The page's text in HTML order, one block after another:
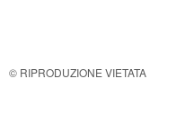
© RIPRODUZIONE VIETATA